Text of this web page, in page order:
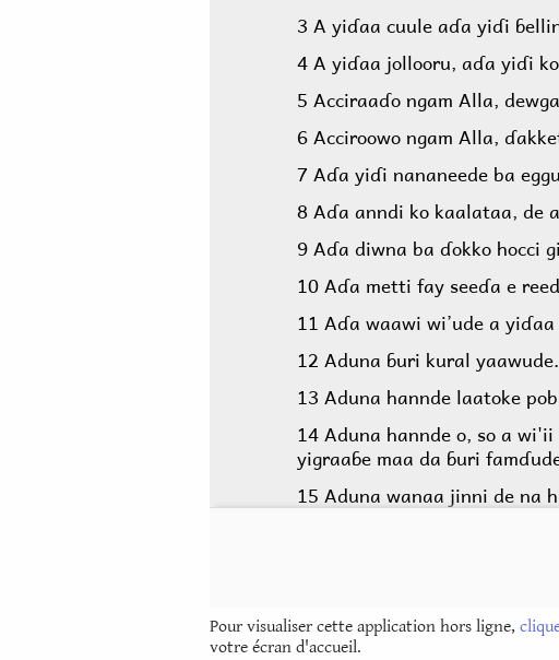
Pour visualiser cette application hors ligne,
votre écran d'accueil.